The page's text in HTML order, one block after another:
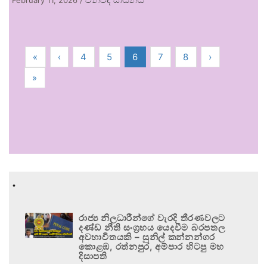
« ‹ 4 5 6 7 8
›
»
.
රාජ්‍ය නිලධාරීන්ගේ වැරදි තීරණවලට
දණ්ඩ නීති සංග්‍රහය යෙදවීම බරපතල
අවභාවිතයකි – සුනිල් කන්නන්ගර
කොළඹ, රත්නපුර, අම්පාර හිටපු මහ
දිසාපති